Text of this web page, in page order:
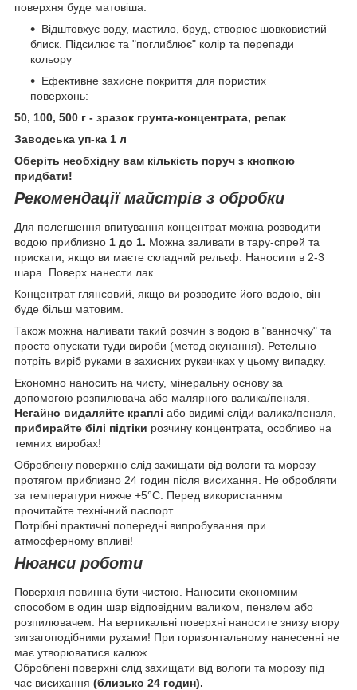
поверхня буде матовіша.
Відштовхує воду, мастило, бруд, створює шовковистий
блиск. Підсилює та "поглиблює" колір та перепади
кольору
Ефективне захисне покриття для пористих
поверхонь:
50, 100, 500 г - зразок грунта-концентрата, репак
Заводська уп-ка 1 л
Оберіть необхідну вам кількість поруч з кнопкою
придбати!
Рекомендації майстрів з обробки
Для полегшення впитування концентрат можна розводити
водою приблизно 1 до 1. Можна заливати в тару-спрей та
прискати, якщо ви маєте складний рельєф. Наносити в 2-3
шара. Поверх нанести лак.
Концентрат глянсовий, якщо ви розводите його водою, він
буде більш матовим.
Також можна наливати такий розчин з водою в "ванночку" та
просто опускати туди вироби (метод окунання). Ретельно
потріть виріб руками в захисних руквичках у цьому випадку.
Економно наносить на чисту, мінеральну основу за
допомогою розпилювача або малярного валика/пензля.
Негайно видаляйте краплі або видимі сліди валика/пензля,
прибирайте білі підтіки розчину концентрата, особливо на
темних виробах!
Оброблену поверхню слід захищати від вологи та морозу
протягом приблизно 24 годин після висихання. Не обробляти
за температури нижче +5°С. Перед використанням
прочитайте технічний паспорт.
Потрібні практичні попередні випробування при
атмосферному впливі!
Нюанси роботи
Поверхня повинна бути чистою. Наносити економним
способом в один шар відповідним валиком, пензлем або
розпилювачем. На вертикальні поверхні наносите знизу вгору
зигзагоподібними рухами! При горизонтальному нанесенні не
має утворюватися калюж.
Оброблені поверхні слід захищати від вологи та морозу під
час висихання (близько 24 годин).